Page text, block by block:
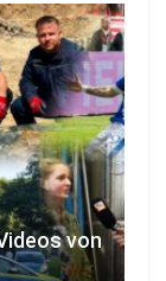
von